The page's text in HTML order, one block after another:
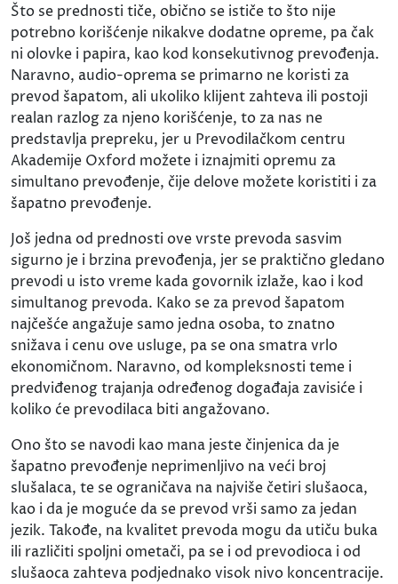
Što se prednosti tiče, obično se ističe to što nije
potrebno korišćenje nikakve dodatne opreme, pa čak
ni olovke i papira, kao kod konsekutivnog prevođenja.
Naravno, audio-oprema se primarno ne koristi za
prevod šapatom, ali ukoliko klijent zahteva ili postoji
realan razlog za njeno korišćenje, to za nas ne
predstavlja prepreku, jer u Prevodilačkom centru
Akademije Oxford možete i iznajmiti opremu za
simultano prevođenje, čije delove možete koristiti i za
šapatno prevođenje.
Još jedna od prednosti ove vrste prevoda sasvim
sigurno je i brzina prevođenja, jer se praktično gledano
prevodi u isto vreme kada govornik izlaže, kao i kod
simultanog prevoda. Kako se za prevod šapatom
najčešće angažuje samo jedna osoba, to znatno
snižava i cenu ove usluge, pa se ona smatra vrlo
ekonomičnom. Naravno, od kompleksnosti teme i
predviđenog trajanja određenog događaja zavisiće i
koliko će prevodilaca biti angažovano.
Ono što se navodi kao mana jeste činjenica da je
šapatno prevođenje neprimenljivo na veći broj
slušalaca, te se ograničava na najviše četiri slušaoca,
kao i da je moguće da se prevod vrši samo za jedan
jezik. Takođe, na kvalitet prevoda mogu da utiču buka
ili različiti spoljni ometači, pa se i od prevodioca i od
slušaoca zahteva podjednako visok nivo koncentracije.